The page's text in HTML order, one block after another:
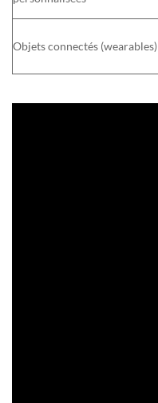
Objets connectés (wearables)